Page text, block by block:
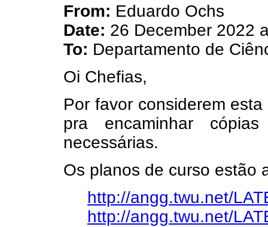
From: Eduardo Ochs
Date: 26 December 2022
To: Departamento de
Oi Chefias,
Por favor considerem
pra encaminhar
necessárias.
Os planos de curso estão
http://angg.twu.net/
http://angg.twu.net/